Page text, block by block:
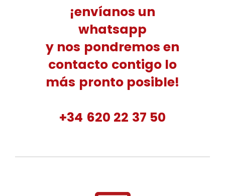
¡envíanos un
whatsapp
y nos pondremos en
contacto contigo lo
más pronto posible!
+34 620 22 37 50